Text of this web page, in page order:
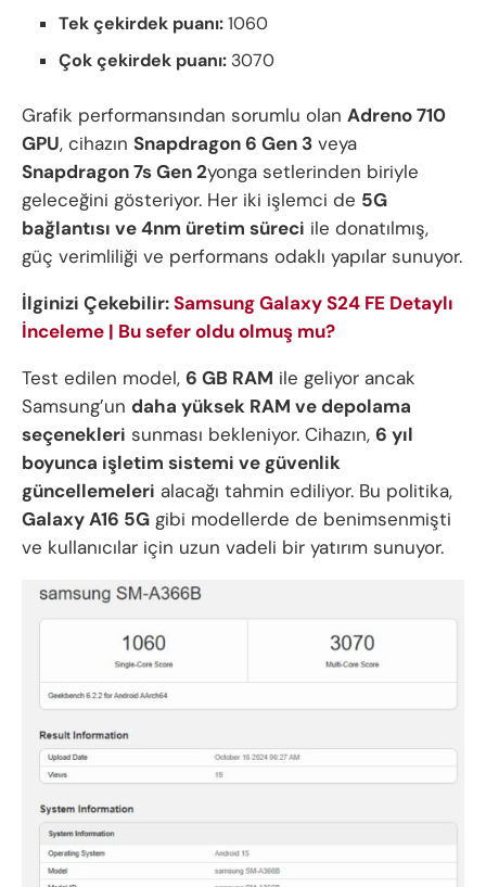
Tek çekirdek puanı:1060
Çok çekirdek puanı: 3070
Grafik performansından sorumlu olan Adreno 710
GPU, cihazın Snapdragon 6 Gen 3 veya
Snapdragon 7s Gen 2yonga setlerinden biriyle
geleceğini gösteriyor. Her iki işlemci de 5G
bağlantısı ve 4nm üretim süreci ile donatılmış,
güç verimliliği ve performans odaklı yapılar sunuyor.
İlginizi Çekebilir:Samsung Galaxy S24 FE Detaylı
İnceleme | Bu sefer oldu olmuş mu?
Test edilen model, 6 GB RAM ile geliyor ancak
Samsung’un daha yüksek RAM ve depolama
seçenekleri sunması bekleniyor. Cihazın, 6 yıl
boyunca işletim sistemi ve güvenlik
güncellemeleri alacağı tahmin ediliyor. Bu politika,
Galaxy A16 5G gibi modellerde de benimsenmişti
ve kullanıcılar için uzun vadeli bir yatırım sunuyor.